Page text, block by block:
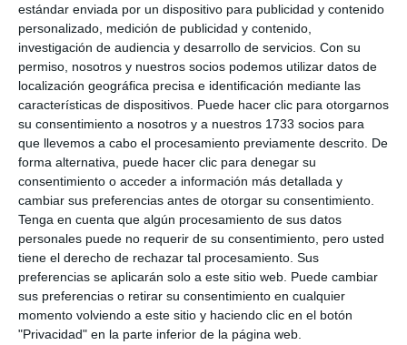
estándar enviada por un dispositivo para publicidad y contenido
personalizado, medición de publicidad y contenido,
investigación de audiencia y desarrollo de servicios. Con su
permiso, nosotros y nuestros socios podemos utilizar datos de
localización geográfica precisa e identificación mediante las
características de dispositivos. Puede hacer clic para otorgarnos
su consentimiento a nosotros y a nuestros 1733 socios para
que llevemos a cabo el procesamiento previamente descrito. De
forma alternativa, puede hacer clic para denegar su
consentimiento o acceder a información más detallada y
cambiar sus preferencias antes de otorgar su consentimiento.
Tenga en cuenta que algún procesamiento de sus datos
personales puede no requerir de su consentimiento, pero usted
tiene el derecho de rechazar tal procesamiento. Sus
preferencias se aplicarán solo a este sitio web. Puede cambiar
sus preferencias o retirar su consentimiento en cualquier
momento volviendo a este sitio y haciendo clic en el botón
"Privacidad" en la parte inferior de la página web.